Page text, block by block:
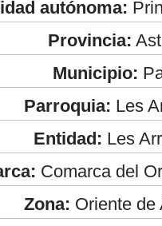
autónoma:
Provincia:
Municipio:
Parroquia: Les
Entidad: Les
Comarca del
Zona: Oriente de